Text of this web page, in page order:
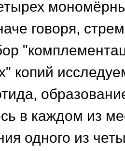
говоря,
копий
в каждом из
одного из